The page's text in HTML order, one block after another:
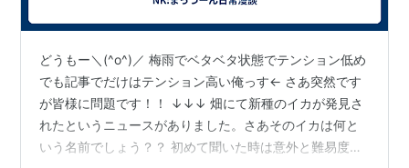
どうもー＼(^o^)／ 梅雨でベタベタ状態でテンション低め
でも記事でだけはテンション高い俺っす← さあ突然です
が皆様に問題です！！ ↓↓↓ 畑にて新種のイカが発見さ
れたというニュースがありました。さあそのイカは何と
いう名前でしょう？？ 初めて聞いた時は意外と難易度が